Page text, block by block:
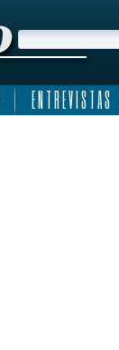
E N T R E V I S T A S